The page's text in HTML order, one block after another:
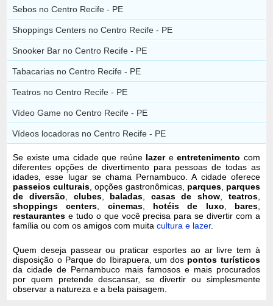
Sebos no Centro Recife - PE
Shoppings Centers no Centro Recife - PE
Snooker Bar no Centro Recife - PE
Tabacarias no Centro Recife - PE
Teatros no Centro Recife - PE
Vídeo Game no Centro Recife - PE
Vídeos locadoras no Centro Recife - PE
Se existe uma cidade que reúne lazereentretenimento com
diferentes opções de divertimento para pessoas de todas as
idades, esse lugar se chama Pernambuco. A cidade oferece
passeios culturais , opções gastronômicas, parques, parques
de diversão
clubes, baladas casas de show teatros,
shoppings centers
cinemas, hotéis de luxo bares,
restaurantes e tudo o que você precisa para se divertir com a
família ou com os amigos com muitacultura e lazer.
Quem deseja passear ou praticar esportes ao ar livre tem à
disposição o Parque do Ibirapuera, um dos pontos turísticos
da cidade de Pernambuco mais famosos e mais procurados
por quem pretende descansar, se divertir ou simplesmente
observar a natureza e a bela paisagem.